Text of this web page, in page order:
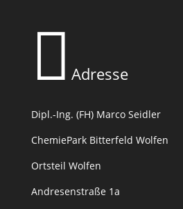
 Adresse
Dipl.-Ing. (FH) Marco Seidler
ChemiePark Bitterfeld Wolfen
Ortsteil Wolfen
Andresenstraße 1a